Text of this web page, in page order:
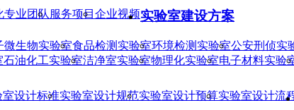
专业团队 服务项目 企业视频实验室建设方案
微生物实验室食品检测实验室环境检测实验室公安刑侦实
石油化工实验室洁净室实验室物理化实验室电子材料实验
室设计标准实验室设计规范实验室设计预算实验室设计流